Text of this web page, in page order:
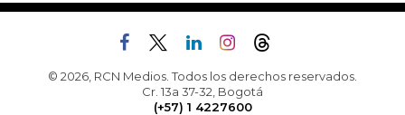
© 2026, RCN Medios. Todos los derechos reservados.
Cr. 13a 37-32, Bogotá
(+57) 1 4227600